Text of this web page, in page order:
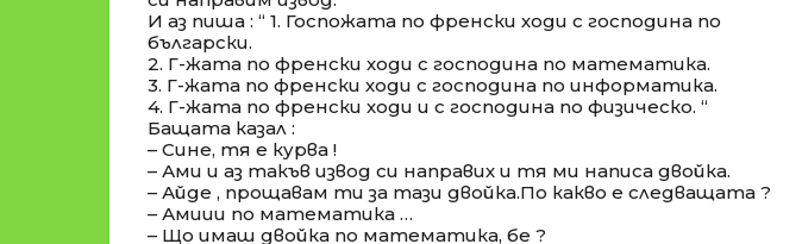
И аз пиша : “ 1. Госпожата по френски ходи с господина по
български.
2. Г-жата по френски ходи с господина по математика.
3. Г-жата по френски ходи с господина по информатика.
4. Г-жата по френски ходи и с господина по физическо. “
Бащата казал :
– Сине, тя е курва !
– Ами и аз такъв извод си направих и тя ми написа двойка.
– Айде , прощавам ти за тази двойка.По какво е следващата ?
– Амиии по математика …
– Що имаш двойка по математика, бе ?